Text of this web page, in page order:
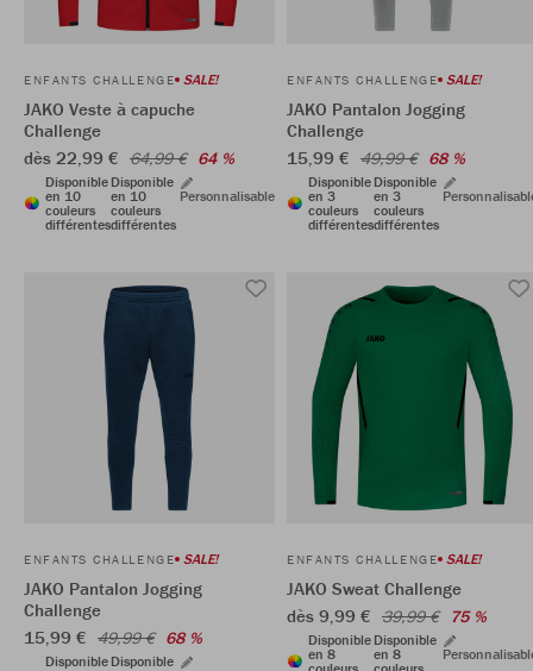
ENFANTS CHALLENGE SALE!
JAKO Veste à capuche
Challenge
dès 22,99 € 64,99 € 64 %
Disponible
en 10
couleurs
différentes
Disponible
en 10
couleurs
différentes
Personnalisable
ENFANTS CHALLENGE SALE!
JAKO Pantalon Jogging
Challenge
15,99 € 49,99 € 68 %
Disponible
en 3
couleurs
différentes
Disponible
en 3
couleurs
différentes
ENFANTS CHALLENGE SALE!
JAKO Pantalon Jogging
Challenge
15,99 € 49,99 € 68 %
Disponible Disponible
ENFANTS CHALLENGE SALE!
JAKO Sweat Challenge
dès 9,99 € 39,99 € 75 %
Disponible
en 8
Disponible
en 8